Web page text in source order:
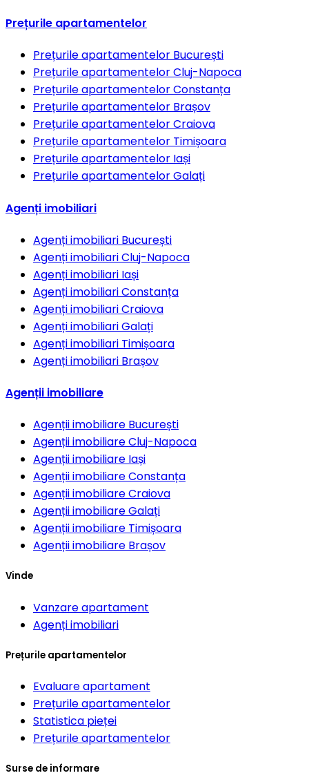
Prețurile apartamentelor
Prețurile apartamentelor București
Prețurile apartamentelorCluj-Napoca
Prețurile apartamentelorConstanța
Prețurile apartamentelor Brașov
Prețurile apartamentelorCraiova
Prețurile apartamentelor Timișoara
Prețurile apartamentelor Iași
Prețurile apartamentelorGalați
Agenți imobiliari
Agenți imobiliari București
Agenți imobiliariCluj-Napoca
Agenți imobiliari Iași
Agenți imobiliariConstanța
Agenți imobiliariCraiova
Agenți imobiliariGalați
Agenți imobiliari Timișoara
Agenți imobiliari Brașov
Agenții imobiliare
Agenții imobiliare București
Agenții imobiliareCluj-Napoca
Agenții imobiliare Iași
Agenții imobiliareConstanța
Agenții imobiliareCraiova
Agenții imobiliareGalați
Agenții imobiliare Timișoara
Agenții imobiliare Brașov
Vinde
Vanzare apartament
Agenți imobiliari
Prețurile apartamentelor
Evaluare apartament
Prețurile apartamentelor
Statistica pieței
Prețurile apartamentelor
Surse de informare